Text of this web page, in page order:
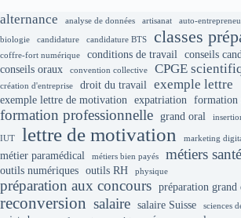
alternance analyse de données artisanat auto-
biologie candidature candidature BTS classes
coffre-fort numérique conditions de travail conseils
conseils oraux
convention collective CPGE
création d'entreprise droit du travail exemple lettre
exemple lettre de motivation expatriation formation
formation professionnelle grand oral
IUT lettre de motivation marketing
métier paramédical métiers bien payés métiers santé
outils numériques outils RH physique
préparation aux concours préparation grand
reconversion salaire salaire Suisse sciences